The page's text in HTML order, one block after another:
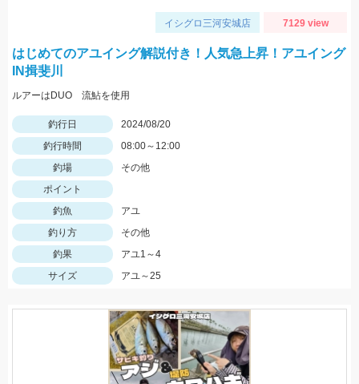
イシグロ三河安城店 7129 view
はじめてのアユイング解説付き！人気急上昇！アユイング
IN揖斐川
ルアーはDUO 流鮎を使用
釣行日
2024/08/20
釣行時間
08:00～12:00
釣場
その他
ポイント
釣魚
アユ
釣り方
その他
釣果
アユ1～4
サイズ
アユ～25